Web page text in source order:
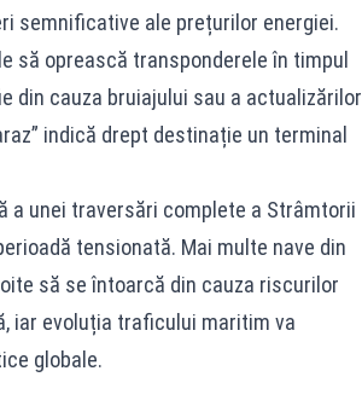
semnificative ale prețurilor energiei.
să oprească transponderele în timpul
din cauza bruiajului sau a actualizărilor
indică drept destinație un terminal
a unei traversări complete a Strâmtorii
tensionată. Mai multe nave din
să se întoarcă din cauza riscurilor
iar evoluția traficului maritim va
globale.